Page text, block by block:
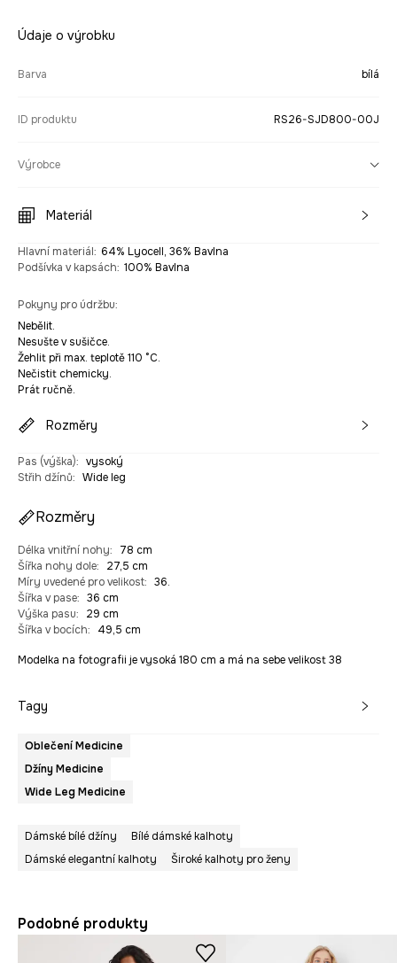
Údaje o výrobku
Barva bílá
ID produktu RS26-SJD800-00J
Výrobce
Materiál
Hlavní materiál: 64% Lyocell, 36% Bavlna
Podšívka v kapsách: 100% Bavlna
Pokyny pro údržbu:
Nebělit.
Nesušte v sušičce.
Žehlit při max. teplotě 110 °C.
Nečistit chemicky.
Prát ručně.
Rozměry
Pas (výška): vysoký
Střih džínů: Wide leg
Rozměry
Délka vnitřní nohy:
78 cm
Šířka nohy dole:
27,5 cm
Míry uvedené pro velikost: 36.
Šířka v pase: 36 cm
Výška pasu:
29 cm
Šířka v bocích: 49,5 cm
Modelka na fotografii je vysoká 180 cm a má na sebe velikost 38
Tagy
Oblečení Medicine
Džíny Medicine
Wide Leg Medicine
Dámské bílé džíny
Bílé dámské kalhoty
Dámské elegantní kalhoty
Široké kalhoty pro ženy
Podobné produkty